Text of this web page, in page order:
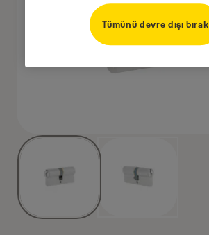
Tümünü devre dışı bırak